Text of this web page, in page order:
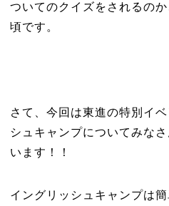
ついてのクイズをされるの
頃です。
さて、今回は東進の特別イ
シュキャンプについてみな
います！！
イングリッシュキャンプは